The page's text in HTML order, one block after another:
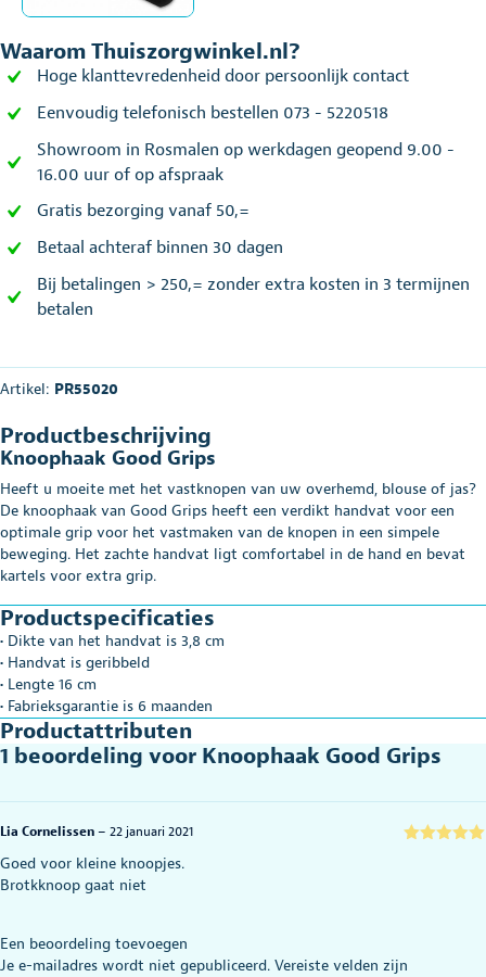
Waarom Thuiszorgwinkel.nl?
Hoge klanttevredenheid door persoonlijk contact
Eenvoudig telefonisch bestellen 073 - 5220518
Showroom in Rosmalen op werkdagen geopend 9.00 -
16.00 uur of op afspraak
Gratis bezorging vanaf 50,=
Betaal achteraf binnen 30 dagen
Bij betalingen > 250,= zonder extra kosten in 3 termijnen
betalen
Artikel: PR55020
Productbeschrijving
Knoophaak Good Grips
Heeft u moeite met het vastknopen van uw overhemd, blouse of jas?
De knoophaak van Good Grips heeft een verdikt handvat voor een
optimale grip voor het vastmaken van de knopen in een simpele
beweging. Het zachte handvat ligt comfortabel in de hand en bevat
kartels voor extra grip.
Productspecificaties
• Dikte van het handvat is 3,8 cm
• Handvat is geribbeld
• Lengte 16 cm
• Fabrieksgarantie is 6 maanden
Productattributen
1 beoordeling voor Knoophaak Good Grips
Lia Cornelissen – 22 januari 2021
Goed voor kleine knoopjes.
Brotkknoop gaat niet
Een beoordeling toevoegen
Je e-mailadres wordt niet gepubliceerd. Vereiste velden zijn